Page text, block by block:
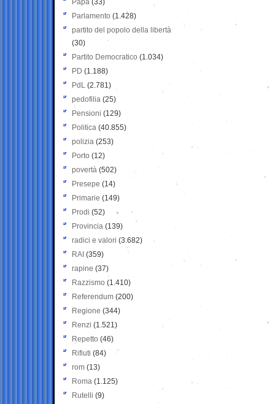
Papa (33)
Parlamento (1.428)
partito del popolo della libertà
(30)
Partito Democratico (1.034)
PD (1.188)
PdL (2.781)
pedofilia (25)
Pensioni (129)
Politica (40.855)
polizia (253)
Porto (12)
povertà (502)
Presepe (14)
Primarie (149)
Prodi (52)
Provincia (139)
radici e valori (3.682)
RAI (359)
rapine (37)
Razzismo (1.410)
Referendum (200)
Regione (344)
Renzi (1.521)
Repetto (46)
Rifiuti (84)
rom (13)
Roma (1.125)
Rutelli (9)